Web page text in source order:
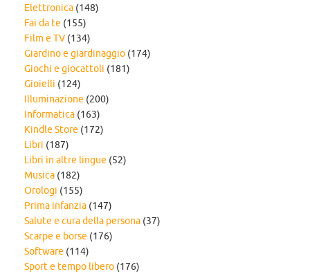
Elettronica (148)
Fai da te (155)
Film e TV (134)
Giardino e giardinaggio (174)
Giochi e giocattoli (181)
Gioielli (124)
Illuminazione (200)
Informatica (163)
Kindle Store (172)
Libri (187)
Libri in altre lingue (52)
Musica (182)
Orologi (155)
Prima infanzia (147)
Salute e cura della persona (37)
Scarpe e borse (176)
Software (114)
Sport e tempo libero (176)